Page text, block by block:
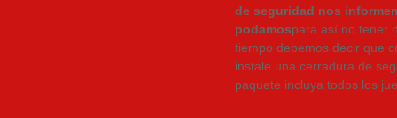
de seguridad nos
podamospara así no tener
tiempo debemos decir que
instale una cerradura de
paquete incluya todos los